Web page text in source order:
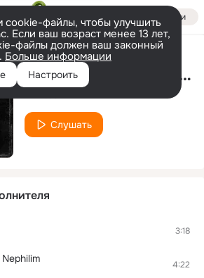
Войти
cookie-файлы, чтобы улучшить
Если ваш возраст менее 13 лет,
файлы должен ваш законный
Больше информации
Настроить As the Gallows Whisper
Слушать
3:18
4:22